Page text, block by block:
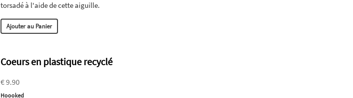
torsadé à l'aide de cette aiguille.
Ajouter au Panier
Coeurs en plastique recyclé
€ 9.90
Hoooked